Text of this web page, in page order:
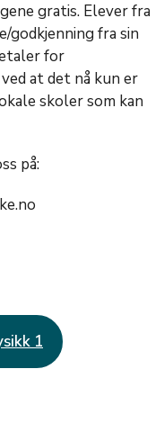
gratis. Elever fra
godkjenning fra sin
for
at det nå kun er
skoler som kan
på:
1